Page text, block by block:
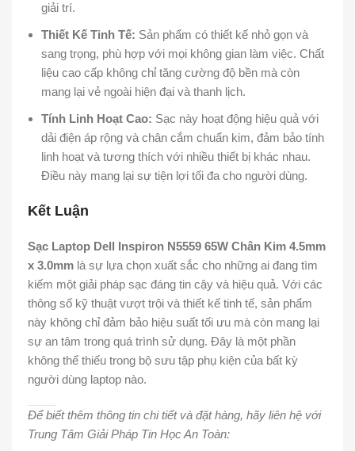
giải trí.
Thiết Kế Tinh Tế: Sản phẩm có thiết kế nhỏ gọn và
sang trọng, phù hợp với mọi không gian làm việc. Chất
liệu cao cấp không chỉ tăng cường độ bền mà còn
mang lại vẻ ngoài hiện đại và thanh lịch.
Tính Linh Hoạt Cao: Sạc này hoạt động hiệu quả với
dải điện áp rộng và chân cắm chuẩn kim, đảm bảo tính
linh hoạt và tương thích với nhiều thiết bị khác nhau.
Điều này mang lại sự tiện lợi tối đa cho người dùng.
Kết Luận
Sạc Laptop Dell Inspiron N5559 65W Chân Kim 4.5mm
x 3.0mm là sự lựa chọn xuất sắc cho những ai đang tìm
kiếm một giải pháp sạc đáng tin cậy và hiệu quả. Với các
thông số kỹ thuật vượt trội và thiết kế tinh tế, sản phẩm
này không chỉ đảm bảo hiệu suất tối ưu mà còn mang lại
sự an tâm trong quá trình sử dụng. Đây là một phần
không thể thiếu trong bộ sưu tập phụ kiện của bất kỳ
người dùng laptop nào.
Để biết thêm thông tin chi tiết và đặt hàng, hãy liên hệ với
Trung Tâm Giải Pháp Tin Học An Toàn: